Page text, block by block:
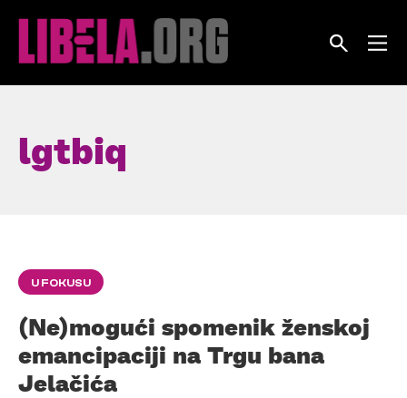
lgtbiq
U FOKUSU
(Ne)mogući spomenik ženskoj
emancipaciji na Trgu bana
Jelačića